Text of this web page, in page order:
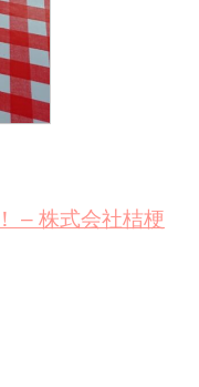
– 株式会社桔梗